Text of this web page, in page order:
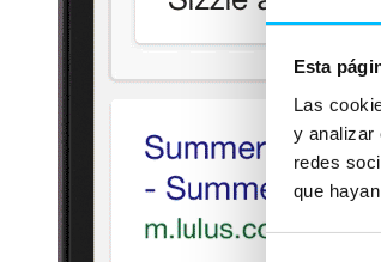
Esta
Las
y analizar
redes
que
Selección